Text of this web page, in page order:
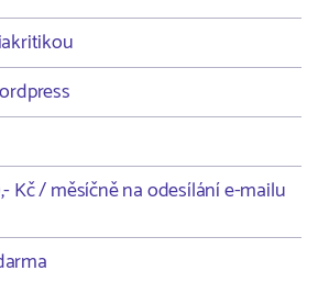
Kč / měsíčně na odesílání e-mailu